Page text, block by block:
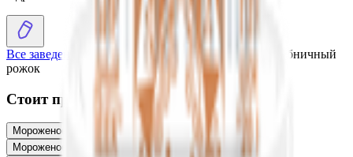
Все заведения Каталог
Мороженое «20 копеек» клубничный
рожок
Стоит присмотреться
Мороженое «20 копеек» рожок
BYN
Мороженое «20 копеек» пломбир на вафлях
2.10